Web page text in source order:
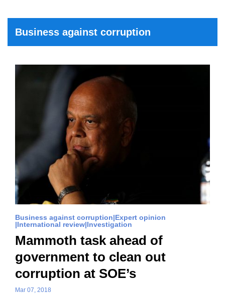
Business against corruption
Business against corruption Expert opinion
International review Investigation
Mammoth task ahead of
government to clean out
corruption at SOE’s
Mar 07, 2018